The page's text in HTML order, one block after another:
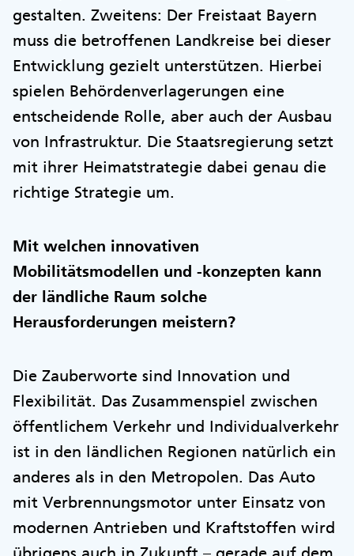
gestalten. Zweitens: Der Freistaat Bayern
muss die betroffenen Landkreise bei dieser
Entwicklung gezielt unterstützen. Hierbei
spielen Behördenverlagerungen eine
entscheidende Rolle, aber auch der Ausbau
von Infrastruktur. Die Staatsregierung setzt
mit ihrer Heimatstrategie dabei genau die
richtige Strategie um.
Mit welchen innovativen
Mobilitätsmodellen und -konzepten kann
der ländliche Raum solche
Herausforderungen meistern?
Die Zauberworte sind Innovation und
Flexibilität. Das Zusammenspiel zwischen
öffentlichem Verkehr und Individualverkehr
ist in den ländlichen Regionen natürlich ein
anderes als in den Metropolen. Das Auto
mit Verbrennungsmotor unter Einsatz von
modernen Antrieben und Kraftstoffen wird